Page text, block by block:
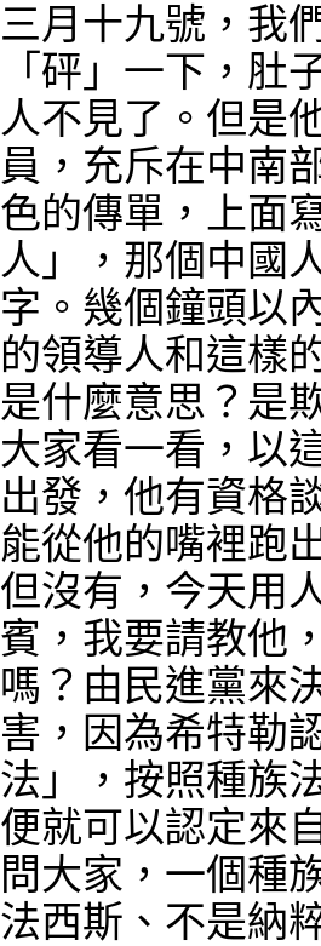
三月十九號，我
「砰」一下，肚
人不見了。但是
員，充斥在中南
色的傳單，上面
人」，那個中國
字。幾個鐘頭以
的領導人和這樣
是什麼意思？是
大家看一看，以
出發，他有資格
能從他的嘴裡跑
但沒有，今天用
賓，我要請教他
嗎？由民進黨來
害，因為希特勒
法」，按照種族
便就可以認定來
問大家，一個種
法西斯、不是納